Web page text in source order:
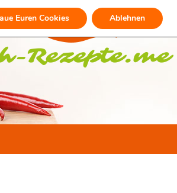
Euren Cookies Ablehnen